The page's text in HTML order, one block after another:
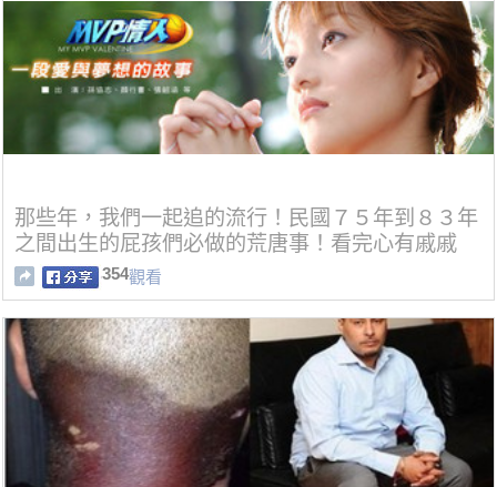
那些年，我們一起追的流行！民國７５年到８３年
之間出生的屁孩們必做的荒唐事！看完心有戚戚
焉..
354觀看